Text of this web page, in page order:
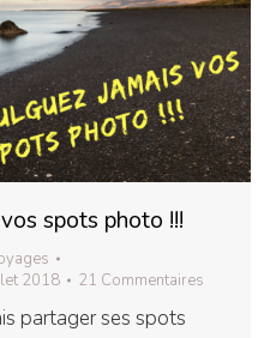
spots photo !!!
2018 21 Commentaires
partager ses spots